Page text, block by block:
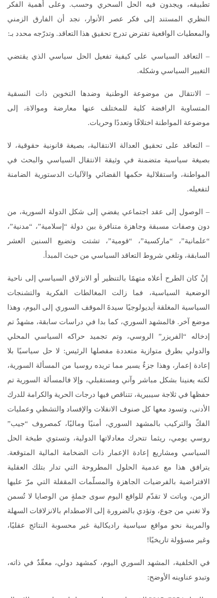
تطبيقه، ويجدون فيه الحل السحري وحسب. وعلى أهمية الفكر
النظري المستند إلى فكر عصر الأنوار، نجد أن الفارق الزمني
والمعطيات الواقعية تفترض تدرج تحقيق هذا التعاقد. وتدرّجه محدد بـ:
– التعاقد السياسي على كيفية تفعيل الحل سياسي الذي يقتضي
التغيير السياسي وشكله.
– الانتقال من موضوعة الوطنية وضدها التخوين ذات النسقية
المتساوية الرافضة كلية للمختلف عنها معارضة وموالاة، إلى
موضوعة المواطنة اختلافًا وتعددًا وحريات.
– التعاقد على تحقيق العدالة الانتقالية، بصيغة قانونية حقوقية، لا
بصيغة سياسية متضمنة في وثيقة الانتقال السياسي والبحث في
المواطنة، واستقلالية حكمها القضائي والآليات الدستورية الضامنة
لتفعيله.
– الوصول إلى عقد اجتماعي يفضي إلى شكل الدولة السورية، من
دون وصفات مسبقة وجاهزة متنافرة بين دولة “إسلامية”، “مدنية”،
“علمانية”، “ماركسية”، “قومية”، تشتت وتضيع السنين العشر
السابقة، وتلغي شروط التعاقد السياسي من حيث المبدأ.
إنْ كان الطرح أعلاه متهمًا بالتنظير أو الانزلاق السياسي إلى ناحية
الوضعية السياسية، فما زالت المغالطات الفكرية والتشنجات
السياسية المغلقة أيديولوجيًا سيدةَ الموقف السوري إلى اليوم، وهذا
موضع آخر. فالمشهد السوري، كما بدا في دراسات سابقة، مشهدٌ تم
إدخاله “الفريزر” الروسي، وتم تجميد حراكه السياسي المحلي
والدولي بطرق متوازية متعددة مفصلها الرئيس: لا حل سياسيًا بلا
إعادة إعمار، وهذا جزءٌ يسير مما تريده روسيا من المسألة السورية،
لكنه يعنينا بشكل مباشر وآني ومستقبلي، وإلا فالمسألة السورية تم
حفظها في ثلاجة سيبيرية، تتناقص فيها درجات الحرية والكرامة للدرك
الأدنى، وتسود معها كل صنوف الانفلات والإفساد والتشظي وعمليات
الفكّ والتركيب بالمشهد السوري، أمنيًا وماليًا، كمصروف “جيب”
روسي يومي، ريثما تتحرك معادلاتها الدولية، وتستوي طبخة الحل
السياسي ومشاريع إعادة الإعمار ذات الضخامة المالية المتوقعة.
يترافق هذا مع عدمية الحلول المطروحة التي تدار بتلك العقلية
الافتراضية بالفرضيات الجاهزة والمسلّمات المقفلة التي مرّ عليها
الزمن، وباتت لا تقدّم للواقع اليوم سوى جملةٍ من الوصايا لا تُسمن
ولا تغني من جوع، وتؤدي بالضرورة إلى الاصطدام بالانزلاقات السهلة
والمريبة نحو مواقع سياسية راديكالية غير محسوبة النتائج عقليًا،
وغير مسؤولة تاريخيًا!
في الخلفية، المشهد السوري اليوم، كمشهد دولي، معقّدٌ في ذاته،
وتبدو عناوينه الأوضح: